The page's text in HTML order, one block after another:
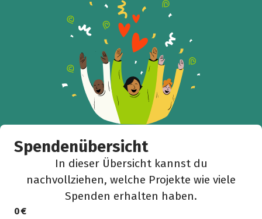
Spendenübersicht
In dieser Übersicht kannst du
nachvollziehen, welche Projekte wie viele
Spenden erhalten haben.
0 €